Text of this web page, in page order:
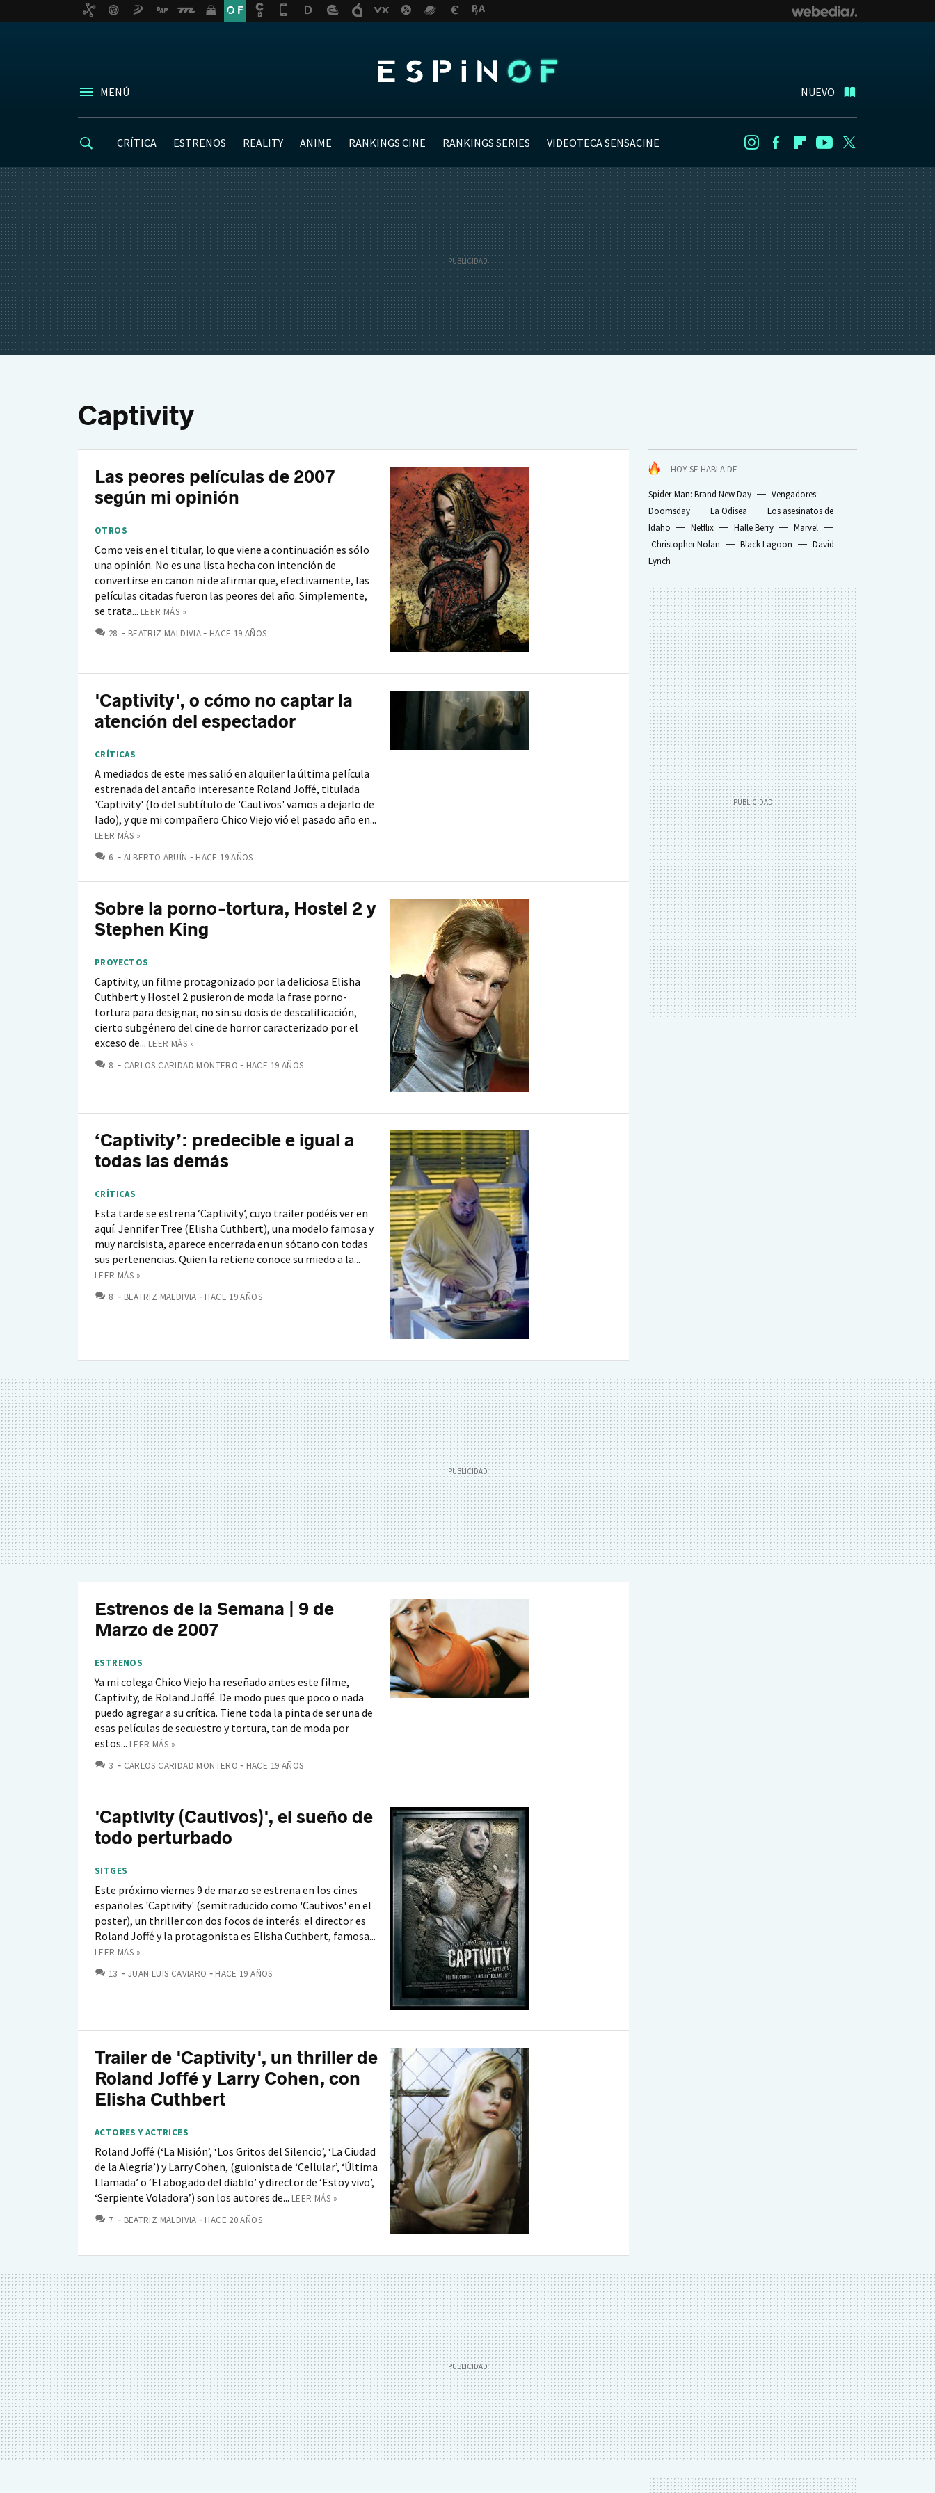
MENÚ NUEVO
CRÍTICA ESTRENOS REALITY ANIME RANKINGS CINE RANKINGS SERIES VIDEOTECA SENSACINE InstagramFacebookFlipboard
Youtube
Captivity
HOY SE HABLA DE
Spider-Man: Brand New Day
Vengadores:
Doomsday
La Odisea
Los asesinatos de
Idaho
Netflix Halle Berry
Marvel
Christopher Nolan
Black Lagoon
David
Lynch
Las peores películas de 2007
según mi opinión
OTROS
Como veis en el titular, lo que viene a continuación es sólo
una opinión. No es una lista hecha con intención de
convertirse en canon ni de afirmar que, efectivamente, las
películas citadas fueron las peores del año. Simplemente,
se trata... LEER MÁS »
28 COMENTARIOS
BEATRIZ MALDIVIA HACE 19 AÑOS
'Captivity', o cómo no captar la
atención del espectador
CRÍTICAS
A mediados de este mes salió en alquiler la última película
estrenada del antaño interesante Roland Joffé, titulada
'Captivity' (lo del subtítulo de 'Cautivos' vamos a dejarlo de
lado), y que mi compañero Chico Viejo vió el pasado año en...
LEER MÁS »
6 COMENTARIOS
ALBERTO ABUÍN HACE 19 AÑOS
Sobre la porno-tortura, Hostel 2 y
Stephen King
PROYECTOS
Captivity, un filme protagonizado por la deliciosa Elisha
Cuthbert y Hostel 2 pusieron de moda la frase porno-
tortura para designar, no sin su dosis de descalificación,
cierto subgénero del cine de horror caracterizado por el
exceso de... LEER MÁS »
8 COMENTARIOS
CARLOS CARIDAD MONTERO HACE 19 AÑOS
‘Captivity’: predecible e igual a
todas las demás
CRÍTICAS
Esta tarde se estrena ‘Captivity’, cuyo trailer podéis ver en
aquí. Jennifer Tree (Elisha Cuthbert), una modelo famosa y
muy narcisista, aparece encerrada en un sótano con todas
sus pertenencias. Quien la retiene conoce su miedo a la...
LEER MÁS »
8 COMENTARIOS
BEATRIZ MALDIVIA HACE 19 AÑOS
Estrenos de la Semana | 9 de
Marzo de 2007
ESTRENOS
Ya mi colega Chico Viejo ha reseñado antes este filme,
Captivity, de Roland Joffé. De modo pues que poco o nada
puedo agregar a su crítica. Tiene toda la pinta de ser una de
esas películas de secuestro y tortura, tan de moda por
estos... LEER MÁS »
3 COMENTARIOS
CARLOS CARIDAD MONTERO HACE 19 AÑOS
'Captivity (Cautivos)', el sueño de
todo perturbado
SITGES
Este próximo viernes 9 de marzo se estrena en los cines
españoles 'Captivity' (semitraducido como 'Cautivos' en el
poster), un thriller con dos focos de interés: el director es
Roland Joffé y la protagonista es Elisha Cuthbert, famosa...
LEER MÁS »
13 COMENTARIOS
JUAN LUIS CAVIARO HACE 19 AÑOS
Trailer de 'Captivity', un thriller de
Roland Joffé y Larry Cohen, con
Elisha Cuthbert
ACTORES Y ACTRICES
Roland Joffé (‘La Misión’, ‘Los Gritos del Silencio’, ‘La Ciudad
de la Alegría’) y Larry Cohen, (guionista de ‘Cellular’, ‘Última
Llamada’ o ‘El abogado del diablo’ y director de ‘Estoy vivo’,
‘Serpiente Voladora’) son los autores de... LEER MÁS »
7 COMENTARIOS
BEATRIZ MALDIVIA HACE 20 AÑOS